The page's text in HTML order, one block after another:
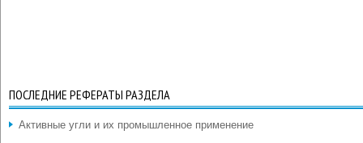
ПОСЛЕДНИЕ РЕФЕРАТЫ РАЗДЕЛА
Активные угли и их промышленное применение